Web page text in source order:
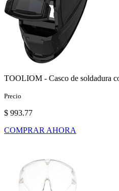
TOOLIOM - Casco de soldadura
Precio
$ 993.77
COMPRAR AHORA